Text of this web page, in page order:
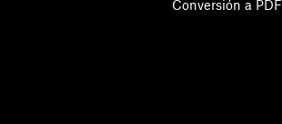
Conversión a PDF